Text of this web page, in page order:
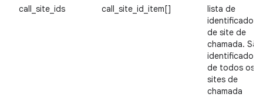
call_site_ids call_site_id_item[]
lista de
de site de
chamada. São
de todos os
sites de
chamada